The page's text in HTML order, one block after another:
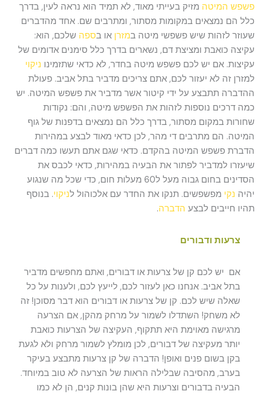
פשפש המיטה מזיק בעייתי מאוד, לא תמיד הוא נראה לעין, בדרך
כלל הם נמצאים במקומות מסתור, ומתרבים שם. אחד מהדברים
שעוזר לזהות שיש פשפשי מיטה במזרן או בספה שלכם, הוא:
עקיצה כואבת ומציצת דם, נשארים בדרך כלל סימנים אדומים של
עקיצות. אם יש לכם פשפש מיטה בחדר, לא כדאי שתזמינו ניקוי
למזרן זה לא יעזור לכם, אתם צריכים מדביר בתל אביב. פעולת
ההדברה תתבצע על ידי קיטור אשר מדביר את פשפש המיטה. יש
כמה דרכים נוספות לזהות את הפשפש מיטה, והם: נקודות
שחורות במקום מסתור, בדרך כלל הם נמצאים בדפנות של גוף
המיטה. הם מתרבים די מהר, לכן כדאי מאוד לבצע במהירות
הדברת פשפש המיטה בהקדם. כדאי שגם אתם תעשו כמה דברים
שיעזרו למדביר לפתור את הבעיה במהירות, כדאי לכבס את
הסדינים בחום גבוה מעל ל60 מעלות חום, כדי שכל מה שנגוע
יהיה נקי מפשפשים. תנקו את החדר עם אלכוהול לניקוי. בנוסף
תהיו חייבים לבצע הדברה.
צרעות ודבורים
אם יש לכם קן של צרעות או דבורים, ואתם מחפשים מדביר
בתל אביב. אנחנו כאן לעזור לכם, לייעץ לכם, ולענות על כל
שאלה שיש לכם. קן של צרעות או דבורים הוא דבר מסוכן! זה
לא משחק! השתדלו לשמור על מרחק מהקן, אם הצרעה
מרגישה מאוימת היא תתקוף, העקיצה של הצרעות כואבת
יותר מעקיצה של דבורים, לכן מומלץ לשמור מרחק ולא לגעת
בקן בשום פנים ואופן! הדברה של קן צרעות מתבצע בעיקר
בערב, מהסיבה שבלילה הראות של הצרעה לא טוב במיוחד.
הבעיה בדבורים וצרעות היא שהן בונות קנים, הן לא כמו